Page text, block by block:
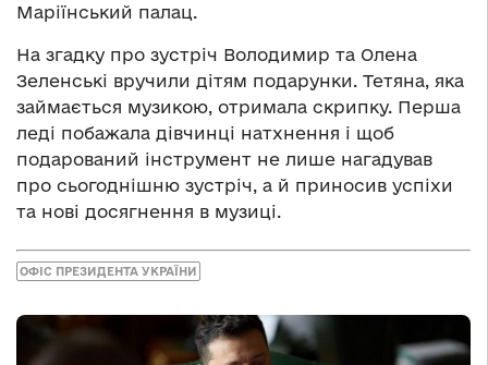
Маріїнський палац.
На згадку про зустріч Володимир та Олена
Зеленські вручили дітям подарунки. Тетяна, яка
займається музикою, отримала скрипку. Перша
леді побажала дівчинці натхнення і щоб
подарований інструмент не лише нагадував
про сьогоднішню зустріч, а й приносив успіхи
та нові досягнення в музиці.
ОФІС ПРЕЗИДЕНТА УКРАЇНИ